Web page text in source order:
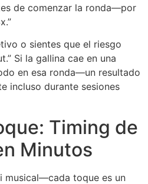
de comenzar la ronda—por
o sientes que el riesgo
Si la gallina cae en una
en esa ronda—un resultado
incluso durante sesiones
Timing de
Minutos
musical—cada toque es un